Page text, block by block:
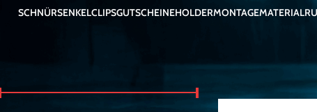
SCHNÜRSENKELCLIPSGUTSCHEINEHOLDERMONTAGEMATERIAL
Start Produkte